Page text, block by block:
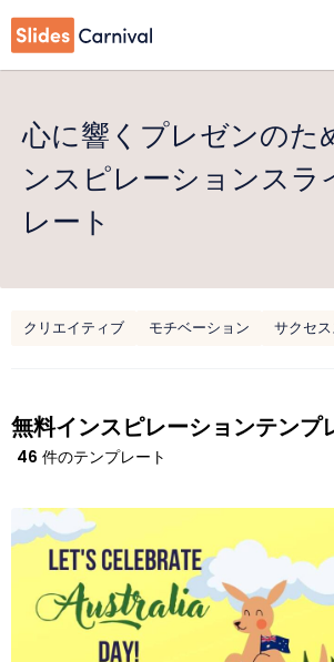
心に響くプレゼンのた
ンスピレーションスラ
レート
クリエイティブ モチベーション サクセ
無料インスピレーションテンプ
46 件のテンプレート